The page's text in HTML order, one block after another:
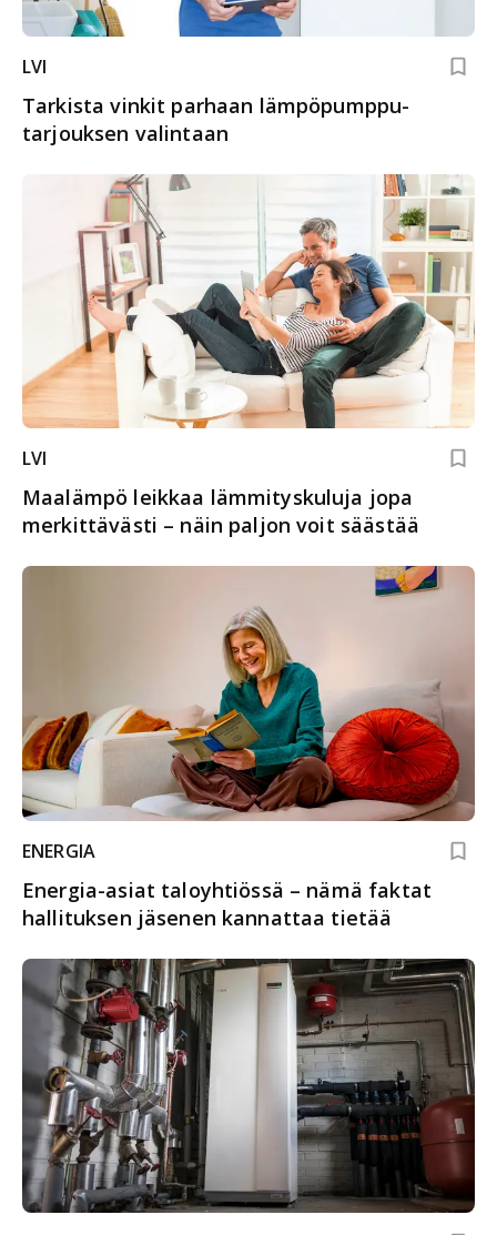
LVI
Tarkista vinkit parhaan lämpöpumppu­
tarjouksen valintaan
LVI
Maalämpö leikkaa lämmityskuluja jopa
merkittävästi – näin paljon voit säästää
ENERGIA
Energia-asiat taloyhtiössä – nämä faktat
hallituksen jäsenen kannattaa tietää